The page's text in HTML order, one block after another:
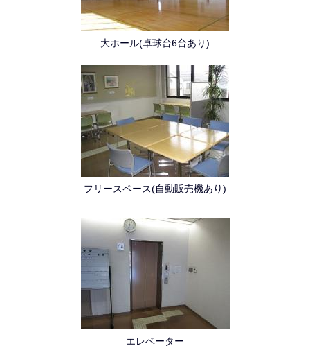
大ホール(卓球台6台あり)
フリースペース(自動販売機あり)
エレベーター